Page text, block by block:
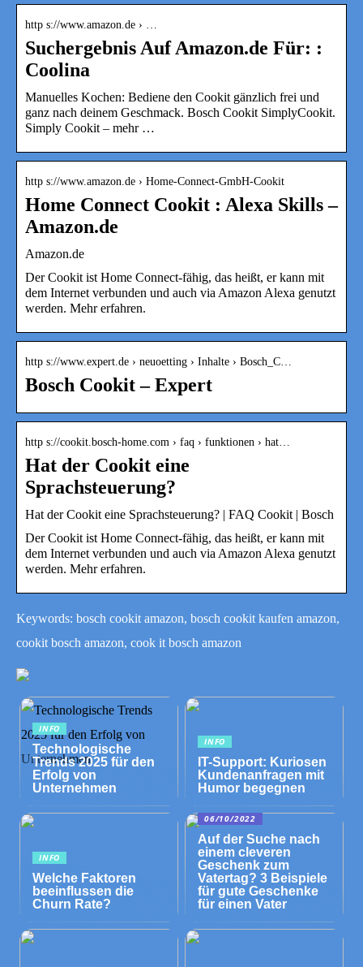
http s://www.amazon.de › …
Suchergebnis Auf Amazon.de Für: :
Coolina
Manuelles Kochen: Bediene den Cookit gänzlich frei und
ganz nach deinem Geschmack. Bosch Cookit SimplyCookit.
Simply Cookit – mehr …
http s://www.amazon.de › Home-Connect-GmbH-Cookit
Home Connect Cookit : Alexa Skills –
Amazon.de
Amazon.de
Der Cookit ist Home Connect-fähig, das heißt, er kann mit
dem Internet verbunden und auch via Amazon Alexa genutzt
werden. Mehr erfahren.
http s://www.expert.de › neuoetting › Inhalte › Bosch_C…
Bosch Cookit – Expert
http s://cookit.bosch-home.com › faq › funktionen › hat…
Hat der Cookit eine
Sprachsteuerung?
Hat der Cookit eine Sprachsteuerung? | FAQ Cookit | Bosch
Der Cookit ist Home Connect-fähig, das heißt, er kann mit
dem Internet verbunden und auch via Amazon Alexa genutzt
werden. Mehr erfahren.
Keywords: bosch cookit amazon, bosch cookit kaufen amazon,
cookit bosch amazon, cook it bosch amazon
INFO
Technologische
Trends 2025 für den
Erfolg von
Unternehmen
INFO
IT-Support: Kuriosen
Kundenanfragen mit
Humor begegnen
INFO
Welche Faktoren
beeinflussen die
Churn Rate?
06/10/2022
Auf der Suche nach
einem cleveren
Geschenk zum
Vatertag? 3 Beispiele
für gute Geschenke
für einen Vater